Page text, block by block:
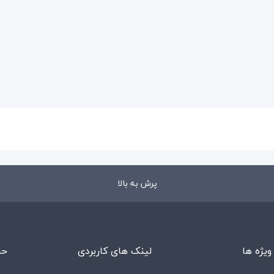
پرش به بالا
ها لینک های کاربردی